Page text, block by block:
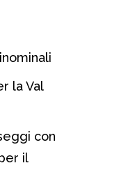
la Val
con
il